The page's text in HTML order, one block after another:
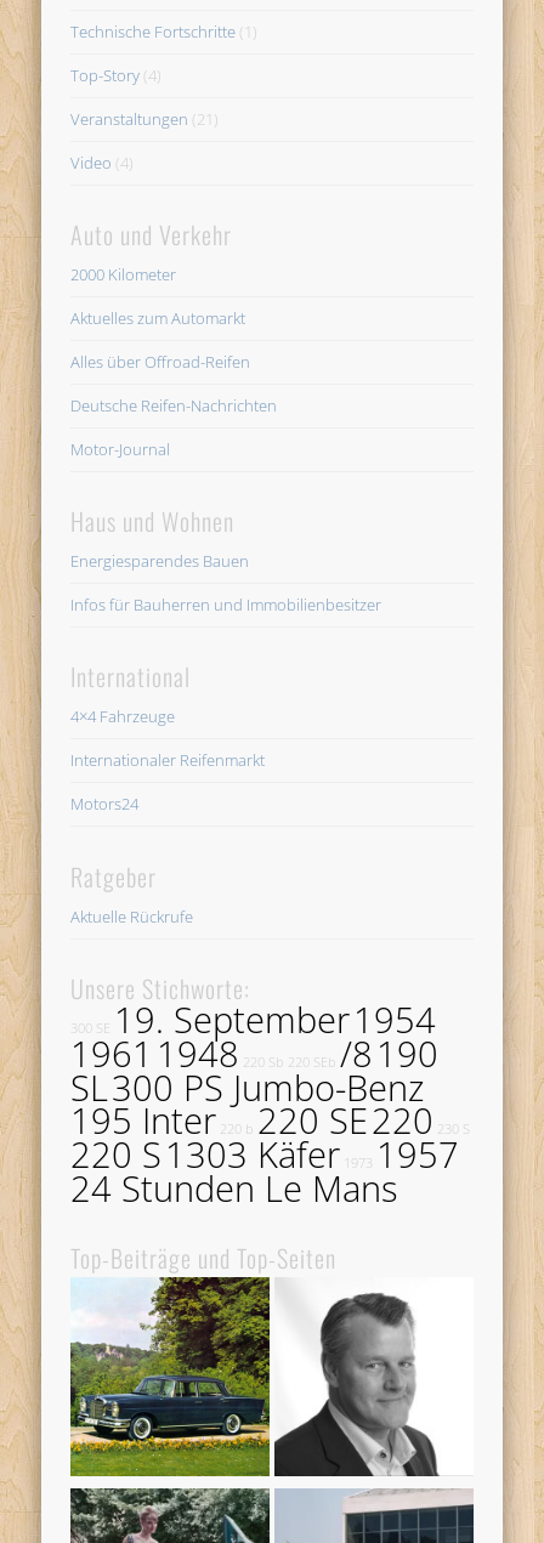
Technische Fortschritte (1)
Top-Story (4)
Veranstaltungen (21)
Video (4)
Auto und Verkehr
2000 Kilometer
Aktuelles zum Automarkt
Alles über Offroad-Reifen
Deutsche Reifen-Nachrichten
Motor-Journal
Haus und Wohnen
Energiesparendes Bauen
Infos für Bauherren und Immobilienbesitzer
International
4×4 Fahrzeuge
Internationaler Reifenmarkt
Motors24
Ratgeber
Aktuelle Rückrufe
Unsere Stichworte:
300 SE 19. September1954
1961 1948 220 Sb 220 SEb /8 190
SL300 PS Jumbo-Benz
195 Inter 220 b 220 SE220 230 S
220 S1303 Käfer 1973 1957
24 Stunden Le Mans
Top-Beiträge und Top-Seiten